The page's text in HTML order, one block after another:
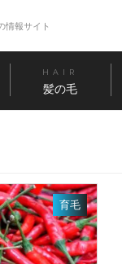
情報サイト
HAIR
髪の毛
育毛